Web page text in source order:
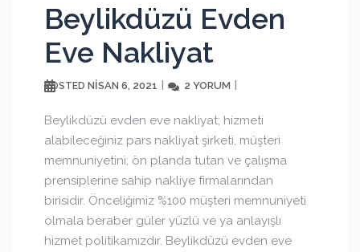
Beylikdüzü Evden
Eve Nakliyat
POSTED NISAN 6, 2021 2 YORUM
Beylikdüzü evden eve nakliyat; hizmeti
alabileceğiniz pars nakliyat şirketi, müşteri
memnuniyetini; ön planda tutan ve çalışma
prensiplerine sahip nakliye firmalarından
birisidir. Önceliğimiz %100 müşteri memnuniyeti
olmala beraber güler yüzlü ve ya anlayışlı
hizmet politikamızdır. Beylikdüzü evden eve